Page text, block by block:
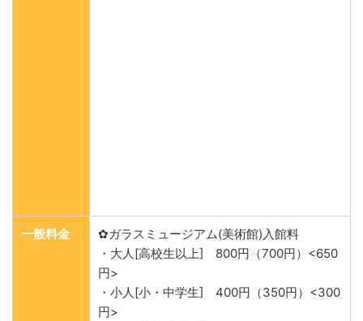
一般料金
✿ガラスミュージアム(美術館)入館料
・大人[高校生以上] 800円（700円）<650
円>
・小人[小・中学生] 400円（350円）<300
円>